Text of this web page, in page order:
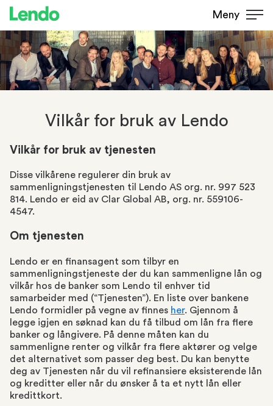
Meny
Vilkår for bruk av Lendo
Vilkår for bruk av tjenesten
Disse vilkårene regulerer din bruk av
sammenligningstjenesten til Lendo AS org. nr. 997 523
814. Lendo er eid av Clar Global AB, org. nr. 559106-
4547.
Om tjenesten
Lendo er en finansagent som tilbyr en
sammenligningstjeneste der du kan sammenligne lån og
vilkår hos de banker som Lendo til enhver tid
samarbeider med (“Tjenesten”). En liste over bankene
Lendo formidler på vegne av finnes her. Gjennom å
legge igjen en søknad kan du få tilbud om lån fra flere
banker og långivere. På denne måten kan du
sammenligne renter og vilkår fra flere aktører og velge
det alternativet som passer deg best. Du kan benytte
deg av Tjenesten når du vil refinansiere eksisterende lån
og kreditter eller når du ønsker å ta et nytt lån eller
kredittkort.